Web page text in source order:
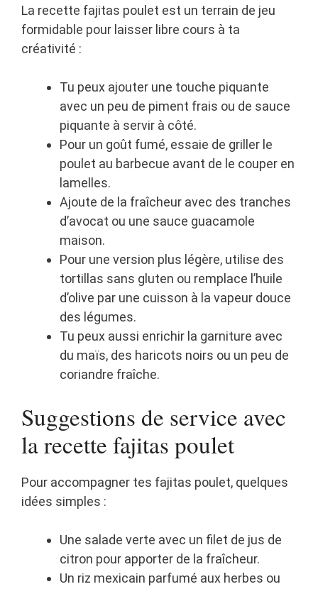
La recette fajitas poulet est un terrain de jeu
formidable pour laisser libre cours à ta
créativité :
Tu peux ajouter une touche piquante
avec un peu de piment frais ou de sauce
piquante à servir à côté.
Pour un goût fumé, essaie de griller le
poulet au barbecue avant de le couper en
lamelles.
Ajoute de la fraîcheur avec des tranches
d’avocat ou une sauce guacamole
maison.
Pour une version plus légère, utilise des
tortillas sans gluten ou remplace l’huile
d’olive par une cuisson à la vapeur douce
des légumes.
Tu peux aussi enrichir la garniture avec
du maïs, des haricots noirs ou un peu de
coriandre fraîche.
Suggestions de service avec
la recette fajitas poulet
Pour accompagner tes fajitas poulet, quelques
idées simples :
Une salade verte avec un filet de jus de
citron pour apporter de la fraîcheur.
Un riz mexicain parfumé aux herbes ou